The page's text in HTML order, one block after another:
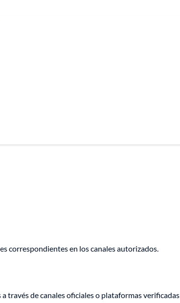
correspondientes en los canales autorizados.
través de canales oficiales o plataformas